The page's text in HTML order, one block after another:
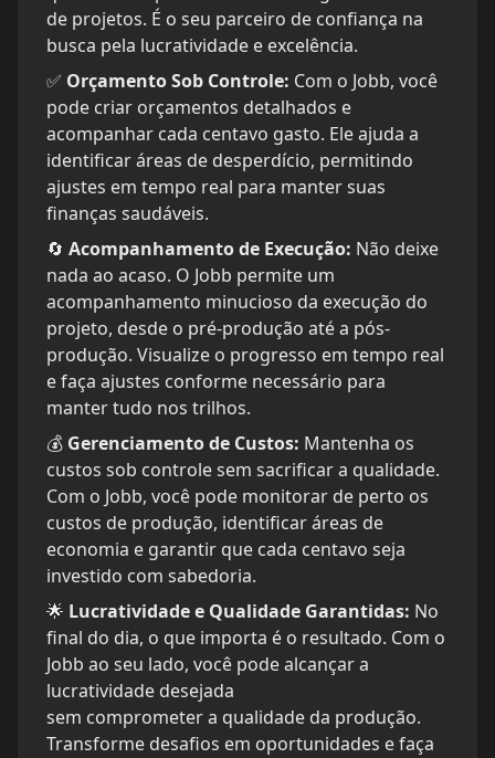
de projetos. É o seu parceiro de confiança na
✅ Orçamento Sob Controle: Com o Jobb, você
pode criar orçamentos detalhados e
acompanhar cada centavo gasto. Ele ajuda a
identificar áreas de desperdício, permitindo
ajustes em tempo real para manter suas
🔄 Acompanhamento de Execução: Não deixe
nada ao acaso. O Jobb permite um
acompanhamento minucioso da execução do
projeto, desde o pré-produção até a pós-
produção. Visualize o progresso em tempo real
e faça ajustes conforme necessário para
manter tudo nos trilhos.
💰 Gerenciamento de Custos: Mantenha os
custos sob controle sem sacrificar a qualidade.
Com o Jobb, você pode monitorar de perto os
custos de produção, identificar áreas de
economia e garantir que cada centavo seja
🌟 Lucratividade e Qualidade Garantidas: No
final do dia, o que importa é o resultado. Com o
Jobb ao seu lado, você pode alcançar a
lucratividade desejada
sem comprometer a qualidade da produção.
Transforme desafios em oportunidades e faça